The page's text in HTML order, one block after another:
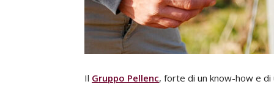
Il Gruppo Pellenc, forte di un know-how e di